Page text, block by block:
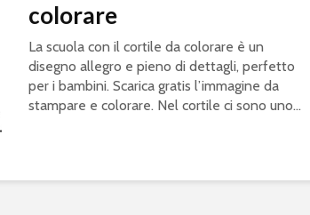
colorare
La scuola con il cortile da colorare è un
disegno allegro e pieno di dettagli, perfetto
per i bambini. Scarica gratis l’immagine da
stampare e colorare. Nel cortile ci sono uno...